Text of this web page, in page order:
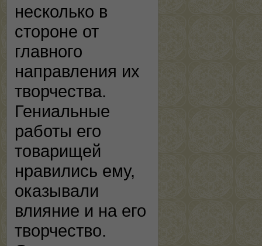
несколько в
стороне от
главного
направления их
творчества.
Гениальные
работы его
товарищей
нравились ему,
оказывали
влияние и на его
творчество.